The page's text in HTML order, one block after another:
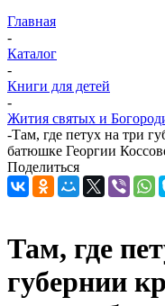
Главная
-
Каталог
-
Книги для детей
-
Жития святых и
-Там, где петух на три
батюшке Георгии
Поделиться
Там, где
губернии